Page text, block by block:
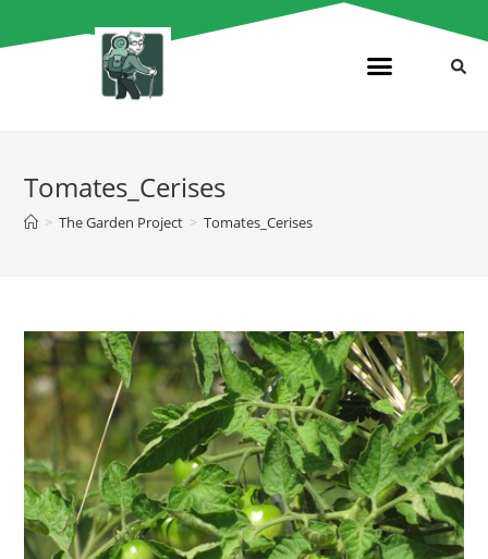
Tomates_Cerises
> The Garden Project > Tomates_Cerises